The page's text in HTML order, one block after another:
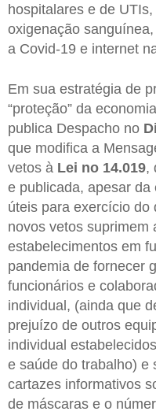
hospitalares e de
oxigenação
a Covid-19 e internet
Em sua estratégia de
“proteção” da
publica Despacho no
que modifica a
vetos à Lei no 14.019,
e publicada, apesar
úteis para exercício do
novos vetos suprimem
estabelecimentos em
pandemia de fornecer
funcionários e
individual, (ainda que
prejuízo de outros
individual
e saúde do trabalho) e
cartazes informativos
de máscaras e o